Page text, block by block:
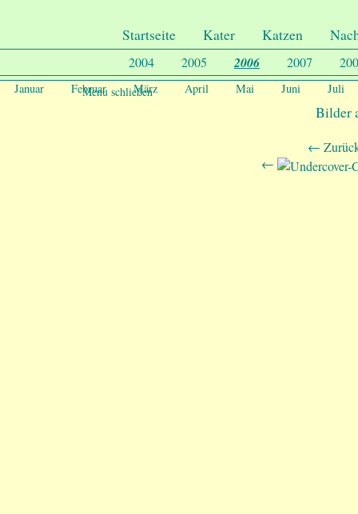
Startseite Kater Katzen
2004 2005 2006 2007
Januar Februar März April Mai Juni Juli
Menu schließen
Bilder
←
←